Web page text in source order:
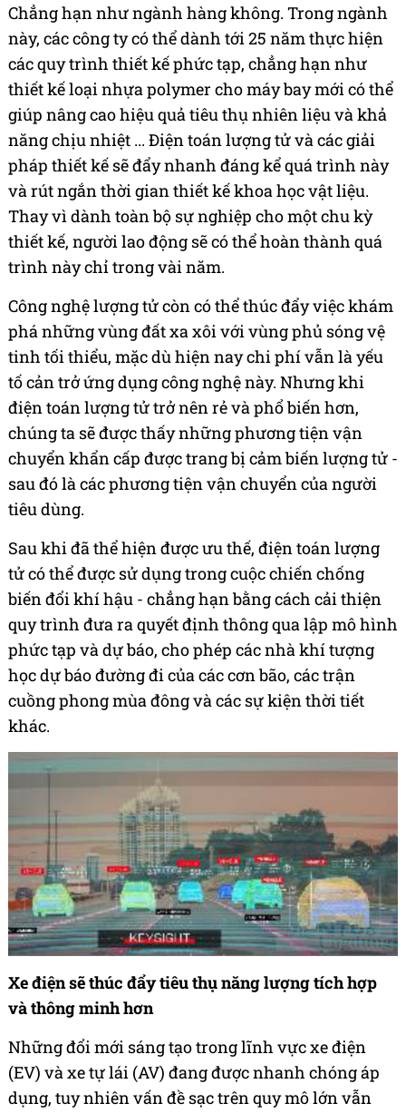
Chẳng hạn như ngành hàng không. Trong ngành
này, các công ty có thể dành tới 25 năm thực hiện
các quy trình thiết kế phức tạp, chẳng hạn như
thiết kế loại nhựa polymer cho máy bay mới có thể
giúp nâng cao hiệu quả tiêu thụ nhiên liệu và khả
năng chịu nhiệt ... Điện toán lượng tử và các giải
pháp thiết kế sẽ đẩy nhanh đáng kể quá trình này
và rút ngắn thời gian thiết kế khoa học vật liệu.
Thay vì dành toàn bộ sự nghiệp cho một chu kỳ
thiết kế, người lao động sẽ có thể hoàn thành quá
trình này chỉ trong vài năm.
Công nghệ lượng tử còn có thể thúc đẩy việc khám
phá những vùng đất xa xôi với vùng phủ sóng vệ
tinh tối thiểu, mặc dù hiện nay chi phí vẫn là yếu
tố cản trở ứng dụng công nghệ này. Nhưng khi
điện toán lượng tử trở nên rẻ và phổ biến hơn,
chúng ta sẽ được thấy những phương tiện vận
chuyển khẩn cấp được trang bị cảm biến lượng tử -
sau đó là các phương tiện vận chuyển của người
tiêu dùng.
Sau khi đã thể hiện được ưu thế, điện toán lượng
tử có thể được sử dụng trong cuộc chiến chống
biến đổi khí hậu - chẳng hạn bằng cách cải thiện
quy trình đưa ra quyết định thông qua lập mô hình
phức tạp và dự báo, cho phép các nhà khí tượng
học dự báo đường đi của các cơn bão, các trận
cuồng phong mùa đông và các sự kiện thời tiết
khác.
Xe điện sẽ thúc đẩy tiêu thụ năng lượng tích hợp
và thông minh hơn
Những đổi mới sáng tạo trong lĩnh vực xe điện
(EV) và xe tự lái (AV) đang được nhanh chóng áp
dụng, tuy nhiên vấn đề sạc trên quy mô lớn vẫn